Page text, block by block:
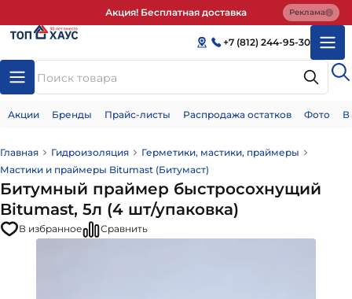
Акция! Бесплатная доставка Реклама
+7 (812) 244-95-30
Акции Бренды Прайс-листы Распродажа остатков Фото
Главная Гидроизоляция
Герметики, мастики, праймеры
Мастики и праймеры Bitumast (Битумаст)
Битумный праймер быстросохнущий
Bitumast, 5л (4 шт/упаковка)
В избранное Сравнить